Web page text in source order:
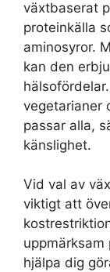
växtbaserat
proteinkälla
aminosyror.
kan den
vegetarianer
passar alla,
känslighet.
Vid val av
viktigt att
hjälpa dig